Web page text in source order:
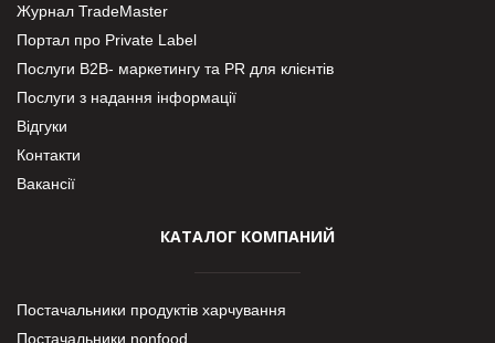
Журнал TradeMaster
Портал про Private Label
Послуги В2В- маркетингу та PR для клієнтів
Послуги з надання інформації
Відгуки
Контакти
Вакансії
КАТАЛОГ КОМПАНИЙ
Постачальники продуктів харчування
Постачальники nonfood